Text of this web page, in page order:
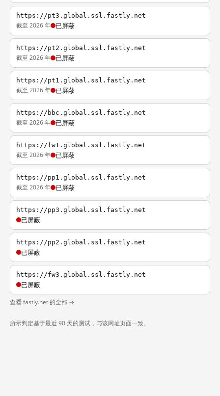
https://pt3.global.ssl.fastly.net
截至 2026 年 已屏蔽
https://pt2.global.ssl.fastly.net
截至 2026 年 已屏蔽
https://pt1.global.ssl.fastly.net
截至 2026 年 已屏蔽
https://bbc.global.ssl.fastly.net
截至 2026 年 已屏蔽
https://fw1.global.ssl.fastly.net
截至 2026 年 已屏蔽
https://pp1.global.ssl.fastly.net
截至 2026 年 已屏蔽
https://pp3.global.ssl.fastly.net
已屏蔽
https://pp2.global.ssl.fastly.net
已屏蔽
https://fw3.global.ssl.fastly.net
已屏蔽
查看 fastly.net 的全部 →
所示判定基于最近 90 天的测试，与该网址页面一致。